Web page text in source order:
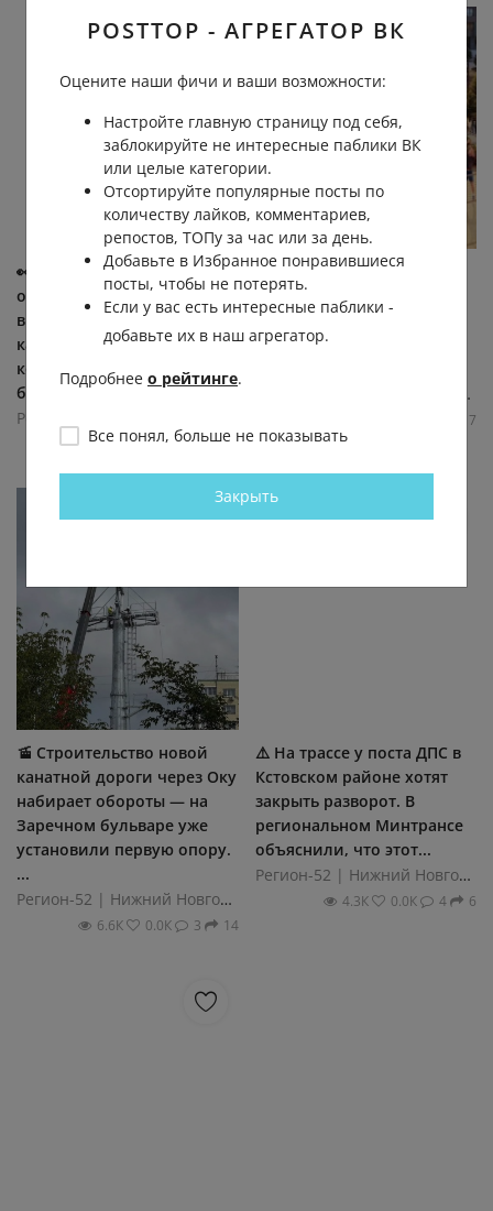
👀 В Нижегородской
области на дежурство
вышла умная «Газель» с 28
камерами. Передвижной
комплекс видеоаналитики
будет...
6.8К 0.0К 5 6
🏗 В Приокском районе
Нижнего Новгорода
построят новый жилой
квартал, где смогут жить
Регион-52 | Нижний Новгород
7
🚡 Строительство новой
канатной дороги через Оку
набирает обороты — на
Заречном бульваре уже
установили первую опору.
...
Регион-52 | Нижний Новгород
6.6К 0.0К 3 14
⚠️ На трассе у поста ДПС в
Кстовском районе хотят
закрыть разворот. В
региональном Минтрансе
объяснили, что этот...
Регион-52 | Нижний Новгород
4.3К 0.0К 4 6
POSTTOP - АГРЕГАТОР ВК
Оцените наши фичи и ваши возможности:
Настройте главную страницу под себя,
заблокируйте не интересные паблики ВК
или целые категории.
Отсортируйте популярные посты по
количеству лайков, комментариев,
репостов, ТОПу за час или за день.
Добавьте в Избранное понравившиеся
посты, чтобы не потерять.
Если у вас есть интересные паблики -
добавьте их в наш агрегатор.
Подробнее о рейтинге.
Все понял, больше не показывать
Закрыть